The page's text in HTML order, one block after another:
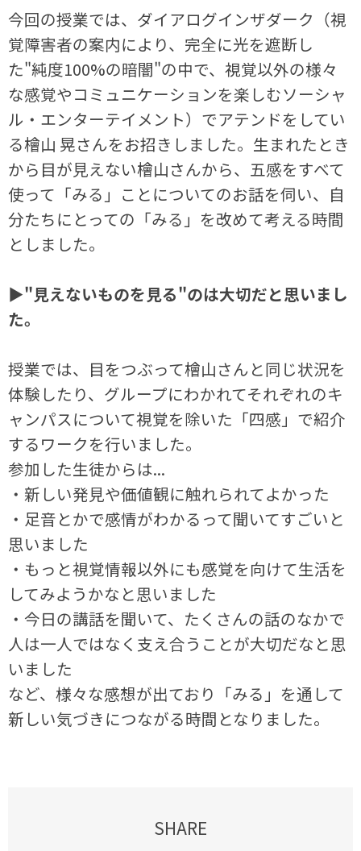
今回の授業では、ダイアログインザダーク（視
覚障害者の案内により、完全に光を遮断し
た"純度100%の暗闇"の中で、視覚以外の様々
な感覚やコミュニケーションを楽しむソーシャ
ル・エンターテイメント）でアテンドをしてい
る檜山 晃さんをお招きしました。生まれたとき
から目が見えない檜山さんから、五感をすべて
使って「みる」ことについてのお話を伺い、自
分たちにとっての「みる」を改めて考える時間
としました。
▶"見えないものを見る"のは大切だと思いまし
た。
授業では、目をつぶって檜山さんと同じ状況を
体験したり、グループにわかれてそれぞれのキ
ャンパスについて視覚を除いた「四感」で紹介
するワークを行いました。
参加した生徒からは...
・新しい発見や価値観に触れられてよかった
・足音とかで感情がわかるって聞いてすごいと
思いました
・もっと視覚情報以外にも感覚を向けて生活を
してみようかなと思いました
・今日の講話を聞いて、たくさんの話のなかで
人は一人ではなく支え合うことが大切だなと思
いました
など、様々な感想が出ており「みる」を通して
新しい気づきにつながる時間となりました。
SHARE